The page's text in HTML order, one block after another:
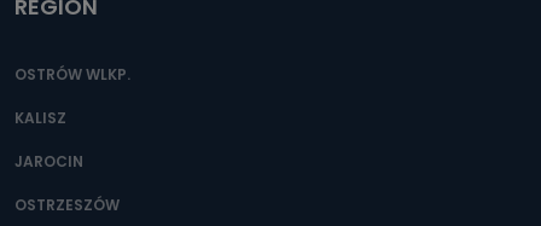
REGION
OSTRÓW WLKP.
KALISZ
JAROCIN
OSTRZESZÓW